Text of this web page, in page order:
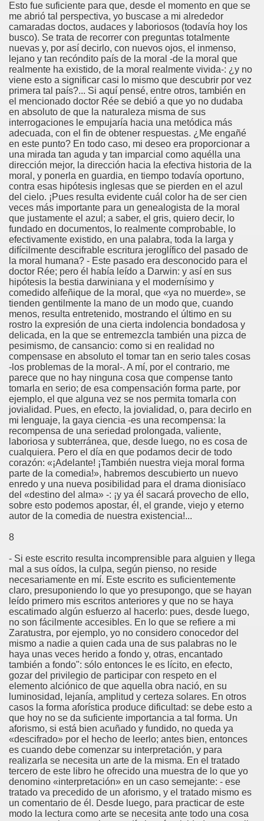
Esto fue suficiente para que, desde el momento en que se
me abrió tal perspectiva, yo buscase a mi alrededor
camaradas doctos, audaces y laboriosos (todavía hoy los
busco). Se trata de recorrer con preguntas totalmente
nuevas y, por así decirlo, con nuevos ojos, el inmenso,
lejano y tan recóndito país de la moral -de la moral que
realmente ha existido, de la moral realmente vivida-: ¿y no
viene esto a significar casi lo mismo que descubrir por vez
primera tal país?... Si aquí pensé, entre otros, también en
el mencionado doctor Rée se debió a que yo no dudaba
en absoluto de que la naturaleza misma de sus
interrogaciones le empujaría hacia una metódica más
adecuada, con el fin de obtener respuestas. ¿Me engañé
en este punto? En todo caso, mi deseo era proporcionar a
una mirada tan aguda y tan imparcial como aquélla una
dirección mejor, la dirección hacia la efectiva historia de la
moral, y ponerla en guardia, en tiempo todavía oportuno,
contra esas hipótesis inglesas que se pierden en el azul
del cielo. ¡Pues resulta evidente cuál color ha de ser cien
veces más importante para un genealogista de la moral
que justamente el azul; a saber, el gris, quiero decir, lo
fundado en documentos, lo realmente comprobable, lo
efectivamente existido, en una palabra, toda la larga y
difícilmente descifrable escritura jeroglífico del pasado de
la moral humana? - Este pasado era desconocido para el
doctor Rée; pero él había leído a Darwin: y así en sus
hipótesis la bestia darwiniana y el modernísimo y
comedido alfeñique de la moral, que «ya no muerde», se
tienden gentilmente la mano de un modo que, cuando
menos, resulta entretenido, mostrando el último en su
rostro la expresión de una cierta indolencia bondadosa y
delicada, en la que se entremezcla también una pizca de
pesimismo, de cansancio: como si en realidad no
compensase en absoluto el tomar tan en serio tales cosas
-los problemas de la moral-. A mí, por el contrario, me
parece que no hay ninguna cosa que compense tanto
tomarla en serio; de esa compensación forma parte, por
ejemplo, el que alguna vez se nos permita tomarla con
jovialidad. Pues, en efecto, la jovialidad, o, para decirlo en
mi lenguaje, la gaya ciencia -es una recompensa: la
recompensa de una seriedad prolongada, valiente,
laboriosa y subterránea, que, desde luego, no es cosa de
cualquiera. Pero el día en que podamos decir de todo
corazón: «¡Adelante! ¡También nuestra vieja moral forma
parte de la comedia!», habremos descubierto un nuevo
enredo y una nueva posibilidad para el drama dionisíaco
del «destino del alma» -: ¡y ya él sacará provecho de ello,
sobre esto podemos apostar, él, el grande, viejo y eterno
autor de la comedia de nuestra existencia!...
8
- Si este escrito resulta incomprensible para alguien y llega
mal a sus oídos, la culpa, según pienso, no reside
necesariamente en mí. Este escrito es suficientemente
claro, presuponiendo lo que yo presupongo, que se hayan
leído primero mis escritos anteriores y que no se haya
escatimado algún esfuerzo al hacerlo: pues, desde luego,
no son fácilmente accesibles. En lo que se refiere a mi
Zaratustra, por ejemplo, yo no considero conocedor del
mismo a nadie a quien cada una de sus palabras no le
haya unas veces herido a fondo y, otras, encantado
también a fondo": sólo entonces le es lícito, en efecto,
gozar del privilegio de participar con respeto en el
elemento alciónico de que aquella obra nació, en su
luminosidad, lejanía, amplitud y certeza solares. En otros
casos la forma aforística produce dificultad: se debe esto a
que hoy no se da suficiente importancia a tal forma. Un
aforismo, si está bien acuñado y fundido, no queda ya
«descifrado» por el hecho de leerlo; antes bien, entonces
es cuando debe comenzar su interpretación, y para
realizarla se necesita un arte de la misma. En el tratado
tercero de este libro he ofrecido una muestra de lo que yo
denomino «interpretación» en un caso semejante: - ese
tratado va precedido de un aforismo, y el tratado mismo es
un comentario de él. Desde luego, para practicar de este
modo la lectura como arte se necesita ante todo una cosa